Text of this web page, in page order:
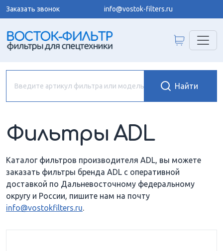
Заказать звонок info@vostok-filters.ru
Фильтры ADL
Каталог фильтров производителя ADL, вы можете
заказать фильтры бренда ADL с оперативной
доставкой по Дальневосточному федеральному
округу и России, пишите нам на почту
info@vostokfilters.ru.